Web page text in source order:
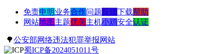
免责申明业务合作问题反馈下载帮助
网站地图 主题优美主机小鸡安全认证
🌳公安部网络违法犯罪举报网站
蜀ICP备2024051011号